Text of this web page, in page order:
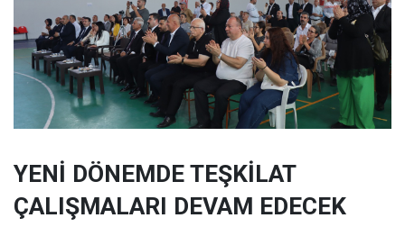
YENİ DÖNEMDE TEŞKİLAT
ÇALIŞMALARI DEVAM EDECEK